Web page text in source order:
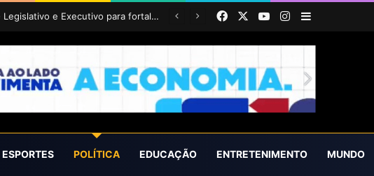
2026 FacebookYouTubeInstagram
Barra
ESPORTES POLÍTICA EDUCAÇÃO ENTRETENIMENTO MUNDO